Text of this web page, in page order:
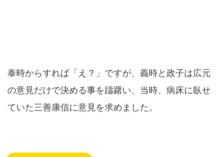
泰時からすれば「え？」ですが、義時と政子は広元
の意見だけで決める事を躊躇い、当時、病床に臥せ
ていた三善康信に意見を求めました。